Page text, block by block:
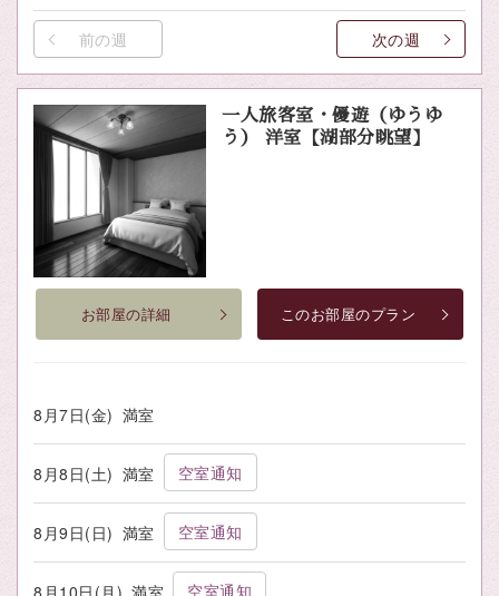
前の週 次の週
一人旅客室・優遊（ゆうゆ
う） 洋室【湖部分眺望】
お部屋の詳細 このお部屋のプラン
8月7日(金) 満室
8月8日(土) 満室 空室通知
8月9日(日) 満室 空室通知
8月10日(月) 満室 空室通知